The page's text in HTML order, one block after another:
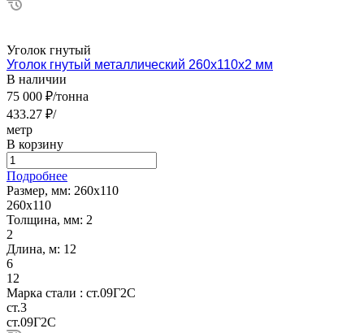
Уголок гнутый
Уголок гнутый металлический 260х110х2 мм
В наличии
75 000 ₽/тонна
433.27 ₽/
метр
В корзину
Подробнее
Размер, мм: 260х110
260х110
Толщина, мм: 2
2
Длина, м: 12
6
12
Марка стали : ст.09Г2С
ст.3
ст.09Г2С